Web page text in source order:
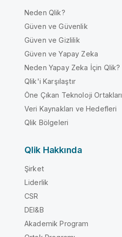
Neden Qlik?
Güven ve Güvenlik
Güven ve Gizlilik
Güven ve Yapay Zeka
Neden Yapay Zeka İçin Qlik?
Qlik'i Karşılaştır
Öne Çıkan Teknoloji Ortakları
Veri Kaynakları ve Hedefleri
Qlik Bölgeleri
Qlik Hakkında
Şirket
Liderlik
CSR
DEI&B
Akademik Program